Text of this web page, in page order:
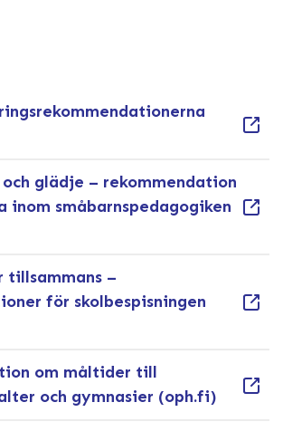
glädje – rekommendation
inom småbarnspedagogiken
tillsammans –
för skolbespisningen
om måltider till
och gymnasier (oph.fi)